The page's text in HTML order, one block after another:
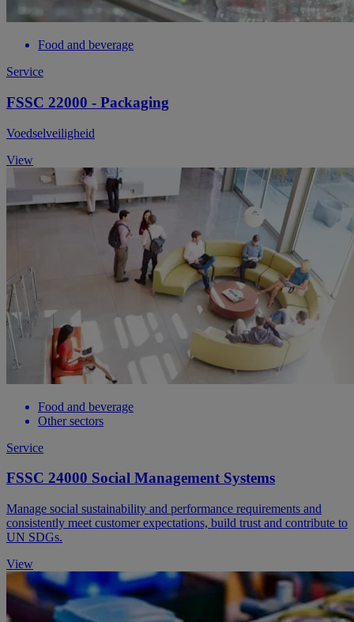
Food and beverage
Service
FSSC 22000 - Packaging
Voedselveiligheid
View
Food and beverage
Other sectors
Service
FSSC 24000 Social Management Systems
Manage social sustainability and performance requirements and
consistently meet customer expectations, build trust and contribute to
UN SDGs.
View